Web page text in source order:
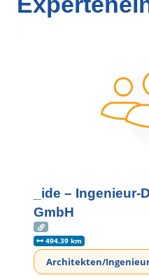
_ide –
GmbH
494.39 km
Architekten/